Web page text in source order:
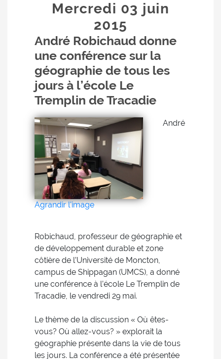
Mercredi 03 juin
2015
André Robichaud donne
une conférence sur la
géographie de tous les
jours à l’école Le
Tremplin de Tracadie
Agrandir l'image
André
Robichaud, professeur de géographie et
de développement durable et zone
côtière de l’Université de Moncton,
campus de Shippagan (UMCS), a donné
une conférence à l’école Le Tremplin de
Tracadie, le vendredi 29 mai.
Le thème de la discussion « Où êtes-
vous? Où allez-vous? » explorait la
géographie présente dans la vie de tous
les jours. La conférence a été présentée